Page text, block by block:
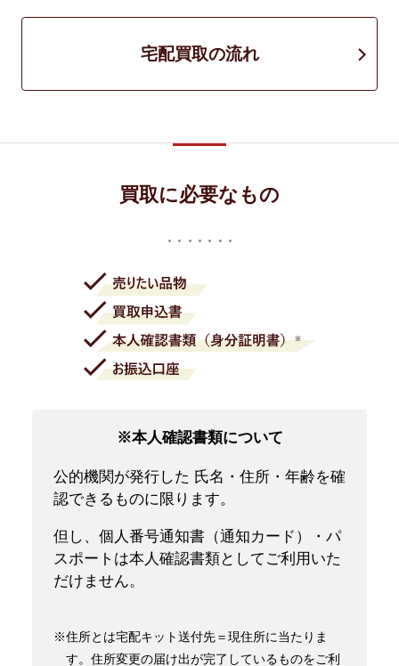
宅配買取の流れ
買取に必要なもの
※本人確認書類について
公的機関が発行した 氏名・住所・年齢を確
認できるものに限ります。
但し、個人番号通知書（通知カード）・パ
スポートは本人確認書類としてご利用いた
だけません。
※住所とは宅配キット送付先＝現住所に当たりま
す。住所変更の届け出が完了しているものをご利